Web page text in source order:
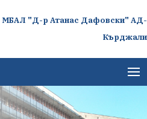
МБАЛ "Д-р Атанас Дафовски" АД-
Кърджали